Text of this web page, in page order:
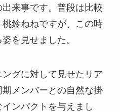
来事です。普段は比較
鈴ねねですが、この時
を見せました。
グに対して見せたリア
メンバーとの自然な掛
ンパクトを与えまし